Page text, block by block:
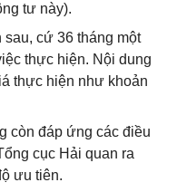
tư này).
cứ 36 tháng một
thực hiện. Nội dung
thực hiện như khoản
còn đáp ứng các điều
cục Hải quan ra
ưu tiên.